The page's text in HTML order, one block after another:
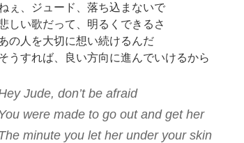
ぇ、ジュード、落ち込まないで
しい歌だって、明るくできるさ
の人を大切に想い続けるんだ
うすれば、良い方向に進んでいけるから
Jude, don’t be afraid
You were made to go out and get her
minute you let her under your skin